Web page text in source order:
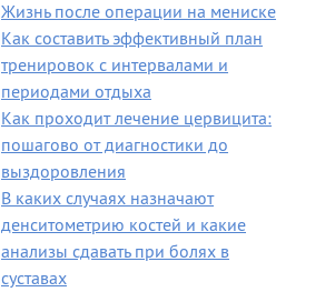
Жизнь после операции на мениске
Как составить эффективный план
тренировок с интервалами и
периодами отдыха
Как проходит лечение цервицита:
пошагово от диагностики до
выздоровления
В каких случаях назначают
денситометрию костей и какие
анализы сдавать при болях в
суставах